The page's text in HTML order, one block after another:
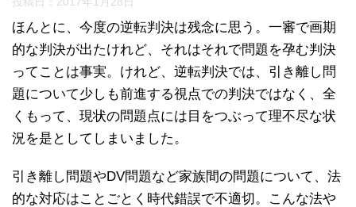
ほんとに、今度の逆転判決は残念に思う。一審で画期
的な判決が出たけれど、それはそれで問題を孕む判決
ってことは事実。けれど、逆転判決では、引き離し問
題について少しも前進する視点での判決ではなく、全
くもって、現状の問題点には目をつぶって理不尽な状
況を是としてしまいました。
引き離し問題やDV問題など家族間の問題について、法
的な対応はことごとく時代錯誤で不適切。こんな法や